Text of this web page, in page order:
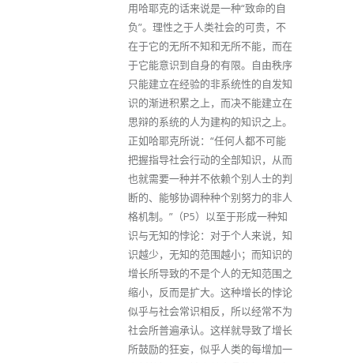
用哈耶克的话来说是一种“致命的自
负”。理性之于人类社会的可贵，不
在于它的无所不知和无所不能，而在
于它能意识到自身的有限。自由秩序
只能建立在经验的非系统性的自发知
识的渐进积累之上，而决不能建立在
思辩的系统的人为建构的知识之上。
正如哈耶克所说：“任何人都不可能
把握指导社会行动的全部知识，从而
也就需要一种并不依赖个别人士的判
断的、能够协调种种个别努力的非人
格机制。”（P5）以至于形成一种知
识与无知的悖论：对于个人来说，知
识越少，无知的范围越小；而知识的
增长所导致的不是个人的无知范围之
缩小，反而是扩大。这种增长的悖论
似乎与社会常识相反，所以经常不为
社会所普遍承认。这样就导致了增长
所鼓励的狂妄，似乎人类的每增加一